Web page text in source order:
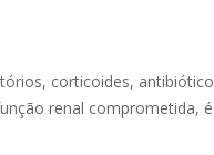
corticoides,
renal comprometida,